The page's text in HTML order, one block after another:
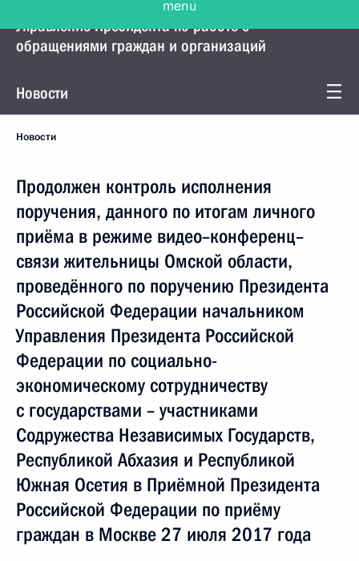
Управление Президента по работе с
обращениями граждан и организаций
Новости
Новости
Продолжен контроль исполнения
поручения, данного по итогам личного
приёма в режиме видео–конференц–
связи жительницы Омской области,
проведённого по поручению Президента
Российской Федерации начальником
Управления Президента Российской
Федерации по социально-
экономическому сотрудничеству
с государствами – участниками
Содружества Независимых Государств,
Республикой Абхазия и Республикой
Южная Осетия в Приёмной Президента
Российской Федерации по приёму
граждан в Москве 27 июля 2017 года